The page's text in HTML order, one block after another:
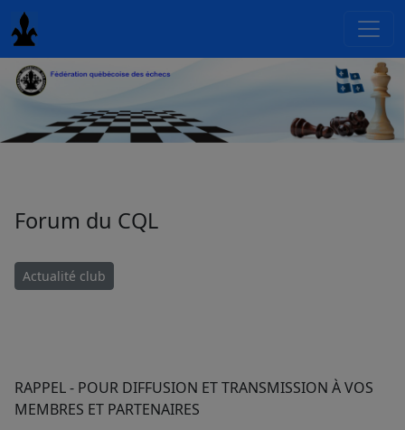
Forum du CQL
Actualité club
RAPPEL - POUR DIFFUSION ET TRANSMISSION À VOS
MEMBRES ET PARTENAIRES